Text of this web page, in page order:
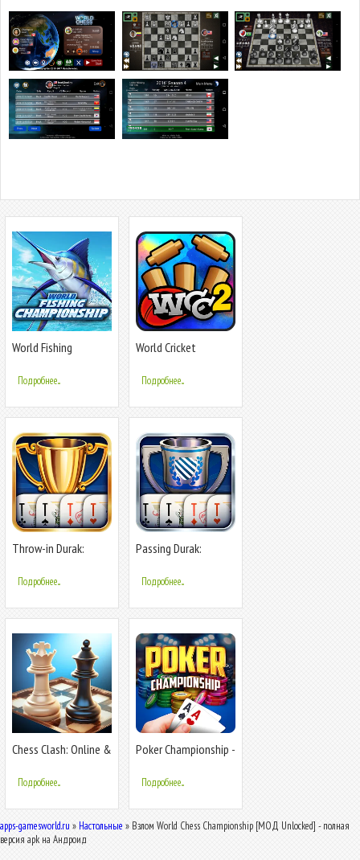
World Fishing
Подробнее...
World Cricket
Подробнее...
Throw-in Durak:
Подробнее...
Passing Durak:
Подробнее...
Chess Clash: Online &
Подробнее...
Poker Championship -
Подробнее...
apps-gamesworld.ru » Настольные » Взлом World Chess Championship [МОД Unlocked] - полная
версия apk на Андроид